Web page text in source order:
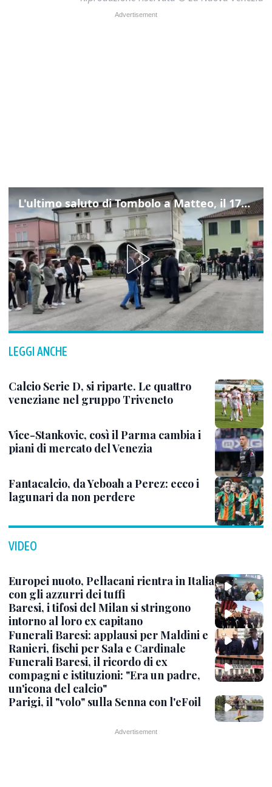
L'ultimo saluto di Tombolo a Matteo, il 17enne morto di tumore. Il video
LEGGI ANCHE
Calcio Serie D, si riparte. Le quattro
veneziane nel gruppo Triveneto
Vice-Stankovic, così il Parma cambia i
piani di mercato del Venezia
Fantacalcio, da Yeboah a Perez: ecco i
lagunari da non perdere
VIDEO
Europei nuoto, Pellacani rientra in Italia
con gli azzurri dei tuffi
Baresi, i tifosi del Milan si stringono
intorno al loro ex capitano
Funerali Baresi: applausi per Maldini e
Ranieri, fischi per Sala e Cardinale
Funerali Baresi, il ricordo di ex
compagni e istituzioni: "Era un padre,
un'icona del calcio"
Parigi, il "volo" sulla Senna con l'eFoil